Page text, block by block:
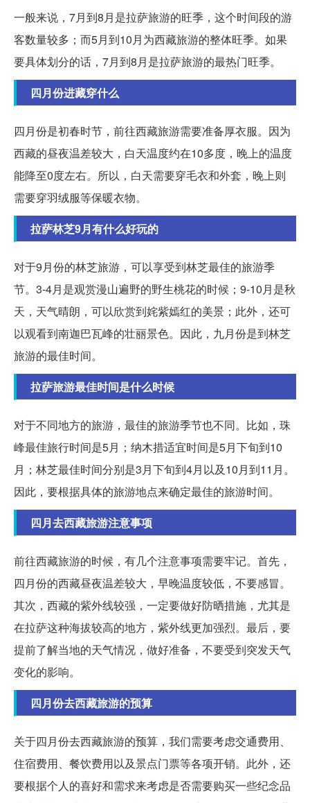
一般来说，7月到8月是拉萨旅游的旺季，这个时间段的游
客数量较多；而5月到10月为西藏旅游的整体旺季。如果
要具体划分的话，7月到8月是拉萨旅游的最热门旺季。
四月份进藏穿什么
四月份是初春时节，前往西藏旅游需要准备厚衣服。因为
西藏的昼夜温差较大，白天温度约在10多度，晚上的温度
能降至0度左右。所以，白天需要穿毛衣和外套，晚上则
需要穿羽绒服等保暖衣物。
拉萨林芝9月有什么好玩的
对于9月份的林芝旅游，可以享受到林芝最佳的旅游季
节。3-4月是观赏漫山遍野的野生桃花的时候；9-10月是秋
天，天气晴朗，可以欣赏到姹紫嫣红的美景；此外，还可
以观看到南迦巴瓦峰的壮丽景色。因此，九月份是到林芝
旅游的最佳时间。
拉萨旅游最佳时间是什么时候
对于不同地方的旅游，最佳的旅游季节也不同。比如，珠
峰最佳旅行时间是5月；纳木措适宜时间是5月下旬到10
月；林芝最佳时间分别是3月下旬到4月以及10月到11月。
因此，要根据具体的旅游地点来确定最佳的旅游时间。
四月去西藏旅游注意事项
前往西藏旅游的时候，有几个注意事项需要牢记。首先，
四月份的西藏昼夜温差较大，早晚温度较低，不要感冒。
其次，西藏的紫外线较强，一定要做好防晒措施，尤其是
在拉萨这种海拔较高的地方，紫外线更加强烈。最后，要
提前了解当地的天气情况，做好准备，不要受到突发天气
变化的影响。
四月份去西藏旅游的预算
关于四月份去西藏旅游的预算，我们需要考虑交通费用、
住宿费用、餐饮费用以及景点门票等各项开销。此外，还
要根据个人的喜好和需求来考虑是否需要购买一些纪念品